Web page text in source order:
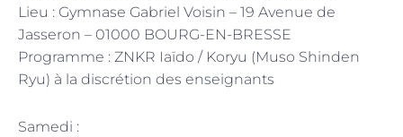
Lieu : Gymnase Gabriel Voisin – 19 Avenue de
Jasseron – 01000 BOURG-EN-BRESSE
Programme : ZNKR Iaïdo / Koryu (Muso Shinden
Ryu) à la discrétion des enseignants
Samedi :